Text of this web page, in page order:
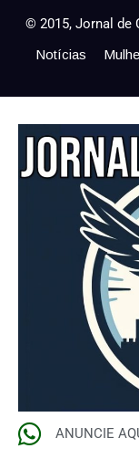
© 2015, Jornal de
Notícias
ANUNCIE